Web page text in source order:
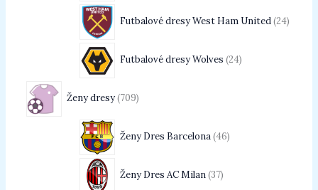
Futbalové dresy West Ham United 24
Futbalové dresy Wolves 24
Ženy dresy 709
Ženy Dres Barcelona 46
Ženy Dres AC Milan 37